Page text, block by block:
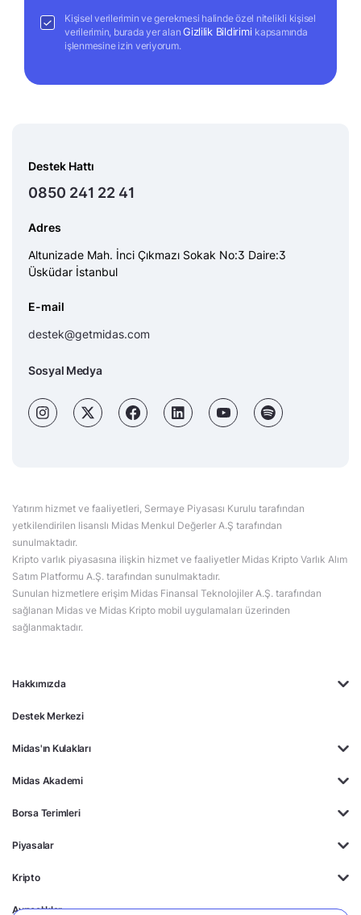
Kişisel verilerimin ve gerekmesi halinde özel nitelikli kişisel
verilerimin, burada yer alanGizlilik Bildirimi kapsamında
işlenmesine izin veriyorum.
Hakkımızda
Destek Merkezi
Midas'ın Kulakları
Midas Akademi
Borsa Terimleri
Piyasalar
Kripto
Ayrıcalıklar
Destek Hattı
0850 241 22 41
Adres
Altunizade Mah. İnci Çıkmazı Sokak No:3 Daire:3
Üsküdar İstanbul
E-mail
destek@getmidas.com
Sosyal Medya
Yatırım hizmet ve faaliyetleri, Sermaye Piyasası Kurulu tarafından
yetkilendirilen lisanslı Midas Menkul Değerler A.Ş tarafından
sunulmaktadır.
Kripto varlık piyasasına ilişkin hizmet ve faaliyetler Midas Kripto Varlık Alım
Satım Platformu A.Ş. tarafından sunulmaktadır.
Sunulan hizmetlere erişim Midas Finansal Teknolojiler A.Ş. tarafından
sağlanan Midas ve Midas Kripto mobil uygulamaları üzerinden
sağlanmaktadır.